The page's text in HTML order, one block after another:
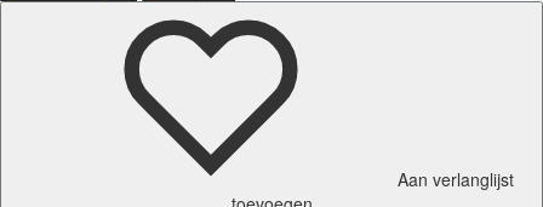
Aan verlanglijst